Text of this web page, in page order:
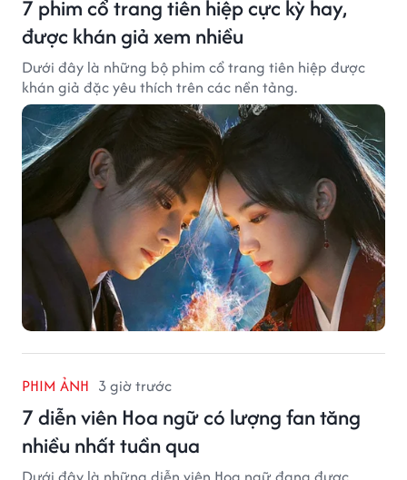
7 phim cổ trang tiên hiệp cực kỳ hay,
được khán giả xem nhiều
Dưới đây là những bộ phim cổ trang tiên hiệp được
khán giả đặc yêu thích trên các nền tảng.
PHIM ẢNH 3 giờ trước
7 diễn viên Hoa ngữ có lượng fan tăng
nhiều nhất tuần qua